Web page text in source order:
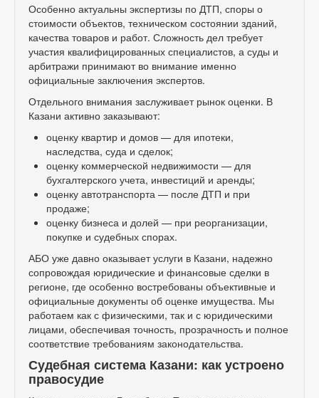
Особенно актуальны экспертизы по ДТП, споры о
стоимости объектов, техническом состоянии зданий,
качества товаров и работ. Сложность дел требует
участия квалифицированных специалистов, а суды и
арбитражи принимают во внимание именно
официальные заключения экспертов.
Отдельного внимания заслуживает рынок оценки. В
Казани активно заказывают:
оценку квартир и домов — для ипотеки,
наследства, суда и сделок;
оценку коммерческой недвижимости — для
бухгалтерского учета, инвестиций и аренды;
оценку автотранспорта — после ДТП и при
продаже;
оценку бизнеса и долей — при реорганизации,
покупке и судебных спорах.
АБО уже давно оказывает услуги в Казани, надежно
сопровождая юридические и финансовые сделки в
регионе, где особенно востребованы объективные и
официальные документы об оценке имущества. Мы
работаем как с физическими, так и с юридическими
лицами, обеспечивая точность, прозрачность и полное
соответствие требованиям законодательства.
Судебная система Казани: как устроено
правосудие